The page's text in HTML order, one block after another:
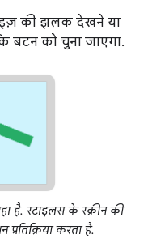
की झलक देखने या
बटन को चुना जाएगा.
है. स्टाइलस के स्क्रीन की
करता है.